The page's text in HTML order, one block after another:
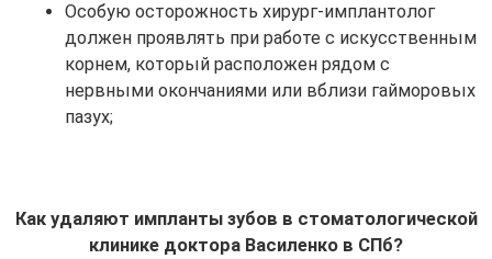
Особую осторожность хирург-имплантолог
должен проявлять при работе с искусственным
корнем, который расположен рядом с
нервными окончаниями или вблизи гайморовых
пазух;
Как удаляют импланты зубов в стоматологической
клинике доктора Василенко в СПб?